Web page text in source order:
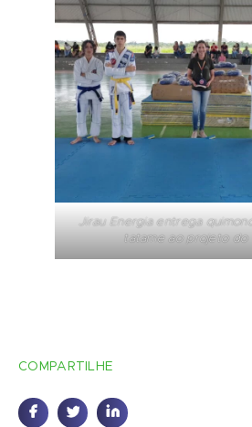
Jirau Energia entrega
tatame ao projeto do
COMPARTILHE